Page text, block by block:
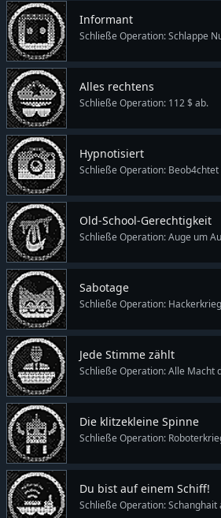
Informant
Schließe Operation: Schlappe
Alles rechtens
Schließe Operation: 112 $ ab.
Hypnotisiert
Schließe Operation: Beob4chtet
Old-School-Gerechtigkeit
Schließe Operation: Auge um
Sabotage
Schließe Operation:
Jede Stimme zählt
Schließe Operation: Alle Macht
Die klitzekleine Spinne
Schließe Operation:
Du bist auf einem Schiff!
Schließe Operation: Schanghait